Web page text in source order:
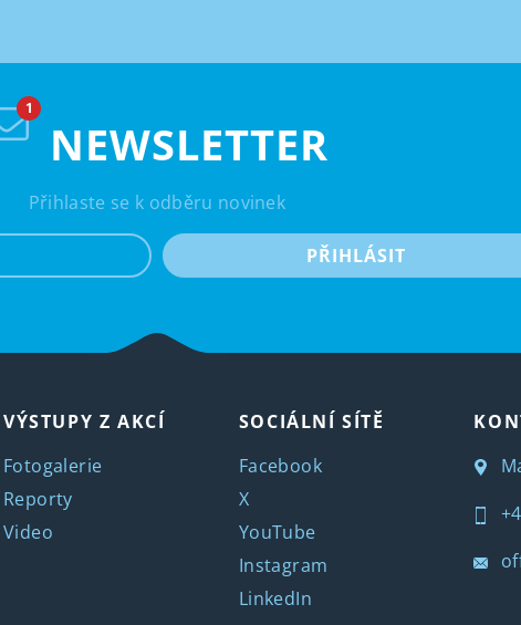
NEWSLETTER
Přihlaste se k odběru novinek
PŘIHLÁSIT
VÝSTUPY Z AKCÍ
Fotogalerie
Reporty
Video
SOCIÁLNÍ SÍTĚ
Facebook
X
YouTube
Instagram
LinkedIn